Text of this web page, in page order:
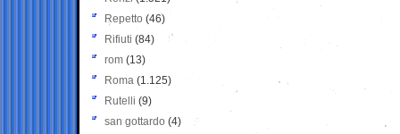
Repetto (46)
Rifiuti (84)
rom (13)
Roma (1.125)
Rutelli (9)
san gottardo (4)